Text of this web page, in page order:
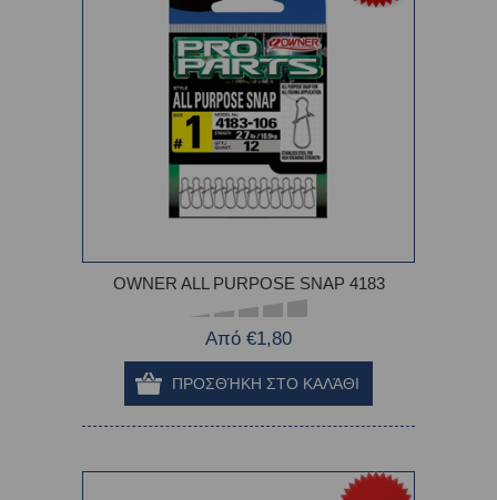
OWNER ALL PURPOSE SNAP 4183
Από €1,80